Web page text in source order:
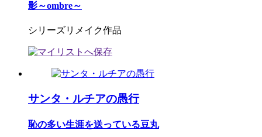
影～ombre～
シリーズリメイク作品
サンタ・ルチアの愚行
恥の多い生涯を送っている豆丸